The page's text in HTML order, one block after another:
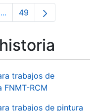
...Intermediate Pages Use
Orrialdea
49
trabajos de
FNMT-RCM
trabajos de pintura